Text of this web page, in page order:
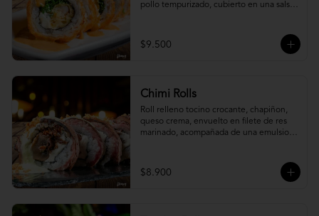
pollo tempurizado, cubierto en una salsa
$9.500
Chimi Rolls
Roll relleno tocino crocante, chapiñon,
queso crema, envuelto en filete de res
marinado, acompañada de una emulsion
$8.900